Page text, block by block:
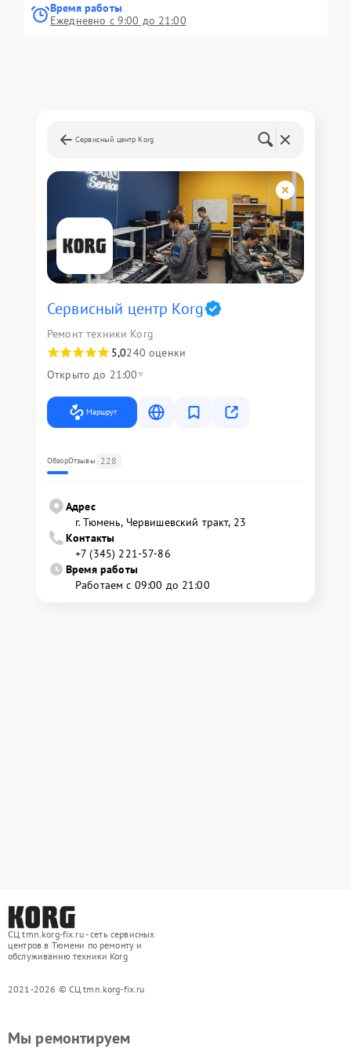
Время работы
Ежедневно с 9:00 до 21:00
Сервисный центр Korg
Сервисный центр Korg
Ремонт техники Korg
5,0240 оценки
Открыто до 21:00
Маршрут
ОбзорОтзывы 228
Адрес
г. Тюмень, ​Червишевский тракт, 23
Контакты
+7 (345) 221-57-86
Время работы
Работаем с 09:00 до 21:00
СЦ tmn.korg-fix.ru - сеть сервисных
центров в Тюмени по ремонту и
обслуживанию техники Korg
2021-2026 © СЦ tmn.korg-fix.ru
Мы ремонтируем